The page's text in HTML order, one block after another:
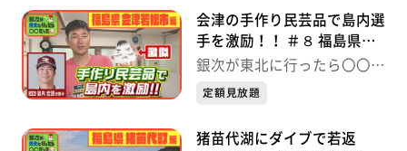
会津の手作り民芸品で島内選
手を激励！！ ＃８ 福島県会
津若松市編 銀次が東北に行
銀次が東北に行ったら〇〇だ
った件
定額見放題
猪苗代湖にダイブで若返